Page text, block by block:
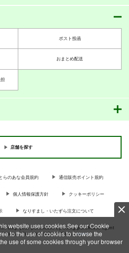
website uses cookies.See our Cookie
to the use of cookies to browse the
use of some cookies through your browser
ポスト投函
おまとめ配送
店舗を探す
らのあな会員規約 通信販売ポイント規約
個人情報保護方針 クッキーポリシー
なりすまし・いたずら注文について
ship your purchases by using purchases agent
{more…} for more information …more